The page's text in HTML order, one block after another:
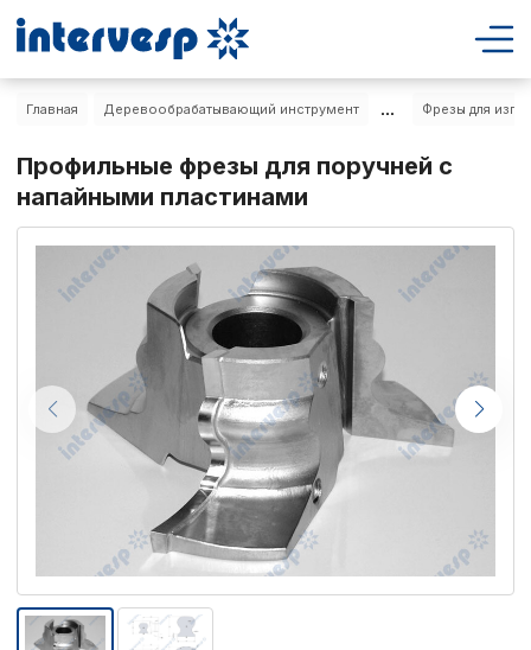
Главная Деревообрабатывающий инструмент ... Фрезы для
Профильные фрезы для поручней с
напайными пластинами